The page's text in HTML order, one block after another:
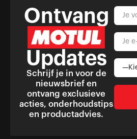
Ontvang
Updates
Schrijf je in voor de
nieuwsbrief en
ontvang exclusieve
acties, onderhoudstips
en productadvies.